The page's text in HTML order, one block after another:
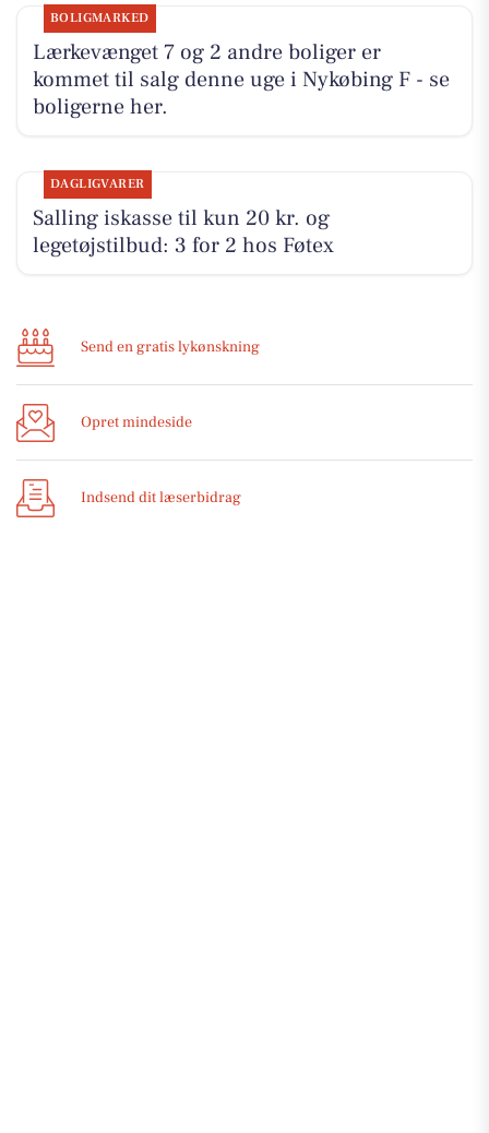
BOLIGMARKED
Lærkevænget 7 og 2 andre boliger er
kommet til salg denne uge i Nykøbing F - se
boligerne her.
DAGLIGVARER
Salling iskasse til kun 20 kr. og
legetøjstilbud: 3 for 2 hos Føtex
Send en gratis lykønskning
Opret mindeside
Indsend dit læserbidrag